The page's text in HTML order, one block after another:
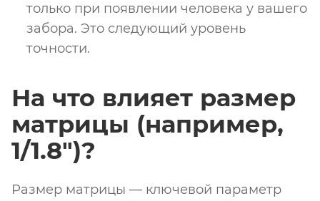
только при появлении человека у вашего
забора. Это следующий уровень
точности.
На что влияет размер
матрицы (например,
1/1.8")?
Размер матрицы — ключевой параметр